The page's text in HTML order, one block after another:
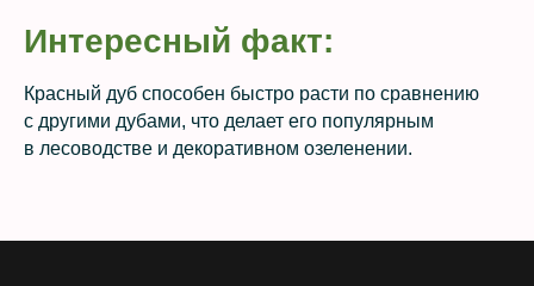
Интересный факт:
Красный дуб способен быстро расти по сравнению
с другими дубами, что делает его популярным
в лесоводстве и декоративном озеленении.